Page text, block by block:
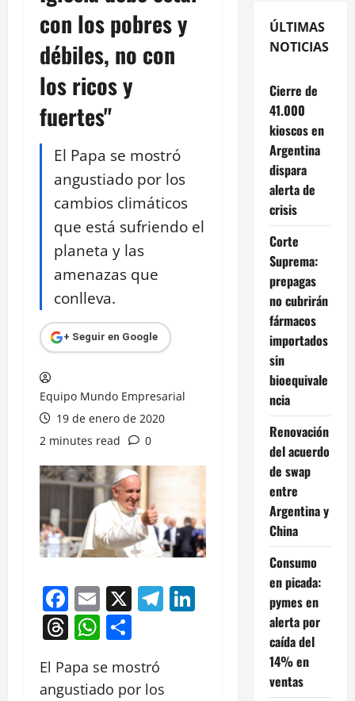
con los pobres y
débiles, no con
los ricos y
fuertes"
El Papa se mostró
angustiado por los
cambios climáticos
que está sufriendo el
planeta y las
amenazas que
conlleva.
+ Seguir en Google
Equipo Mundo Empresarial
19 de enero de 2020
2 minutes read
0
Facebook
Email
X Telegram
LinkedIn
Threads
WhatsApp
El Papa se mostró
angustiado por los
ÚLTIMAS
NOTICIAS
Cierre de
41.000
kioscos en
Argentina
dispara
alerta de
crisis
Corte
Suprema:
prepagas
no cubrirán
fármacos
importados
sin
bioequivale
ncia
Renovación
del acuerdo
de swap
entre
Argentina y
China
Consumo
en picada:
pymes en
alerta por
caída del
14% en
ventas